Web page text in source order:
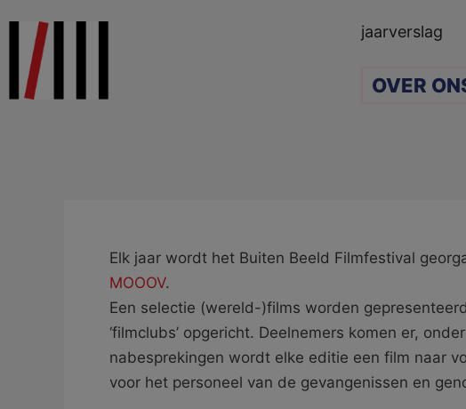
inhoud
jaarverslag
OVER
Elk jaar wordt het Buiten Beeld Filmfestival
MOOOV.
Een selectie (wereld-)films worden
‘filmclubs’ opgericht. Deelnemers komen er,
nabesprekingen wordt elke editie een film naar
voor het personeel van de gevangenissen en